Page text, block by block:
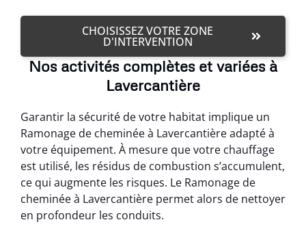
CHOISISSEZ VOTRE ZONE
D'INTERVENTION
Nos activités complètes et variées à
Lavercantière
Garantir la sécurité de votre habitat implique un
Ramonage de cheminée à Lavercantière adapté à
votre équipement. À mesure que votre chauffage
est utilisé, les résidus de combustion s’accumulent,
ce qui augmente les risques. Le Ramonage de
cheminée à Lavercantière permet alors de nettoyer
en profondeur les conduits.